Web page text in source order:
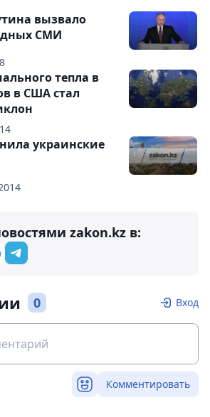
вызвало
СМИ
тепла в
в США стал
украинские
zakon.kz в:
0 Вход
Комментировать